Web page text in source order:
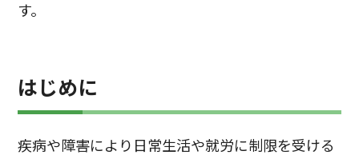
す。
はじめに
疾病や障害により日常生活や就労に制限を受ける